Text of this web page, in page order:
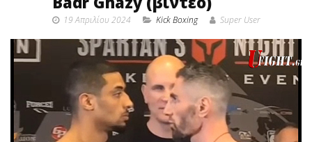
19 Απριλίου 2024 Κick Boxing Super User